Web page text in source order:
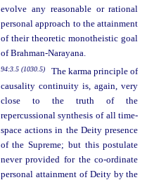
evolve any reasonable or rational
personal approach to the attainment
of their theoretic monotheistic goal
of Brahman-Narayana.
94:3.5 (1030.5)
The karma principle of
causality continuity is, again, very
close to the truth of the
repercussional synthesis of all time-
space actions in the Deity presence
of the Supreme; but this postulate
never provided for the co-ordinate
personal attainment of Deity by the